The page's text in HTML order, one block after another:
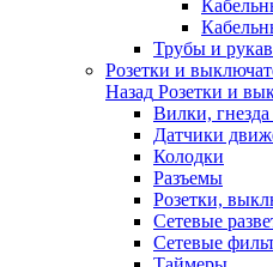
Трубы и
Розетки и
Назад Розетки и
Вилки,
Датчики
Колодки
Разъемы
Розетки,
Сетевые
Сетевые